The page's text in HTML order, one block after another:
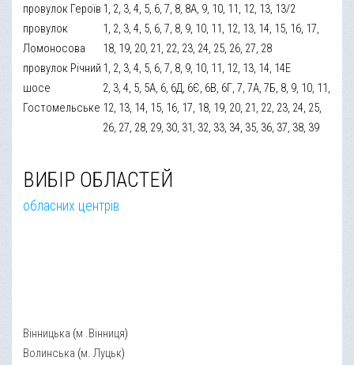
провулок Героїв 1, 2, 3, 4, 5, 6, 7, 8, 8А, 9, 10, 11, 12, 13, 13/2
провулок
Ломоносова
1, 2, 3, 4, 5, 6, 7, 8, 9, 10, 11, 12, 13, 14, 15, 16, 17,
18, 19, 20, 21, 22, 23, 24, 25, 26, 27, 28
провулок Річний 1, 2, 3, 4, 5, 6, 7, 8, 9, 10, 11, 12, 13, 14, 14Е
шосе
Гостомельське
2, 3, 4, 5, 5А, 6, 6Д, 6Є, 6В, 6Г, 7, 7А, 7Б, 8, 9, 10, 11,
12, 13, 14, 15, 16, 17, 18, 19, 20, 21, 22, 23, 24, 25,
26, 27, 28, 29, 30, 31, 32, 33, 34, 35, 36, 37, 38, 39
ВИБІР ОБЛАСТЕЙ
обласних центрів
Вінницька (м .Вінниця)
Волинська (м. Луцьк)